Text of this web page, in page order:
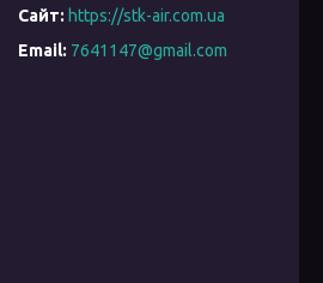
https://stk-air.com.ua
7641147@gmail.com